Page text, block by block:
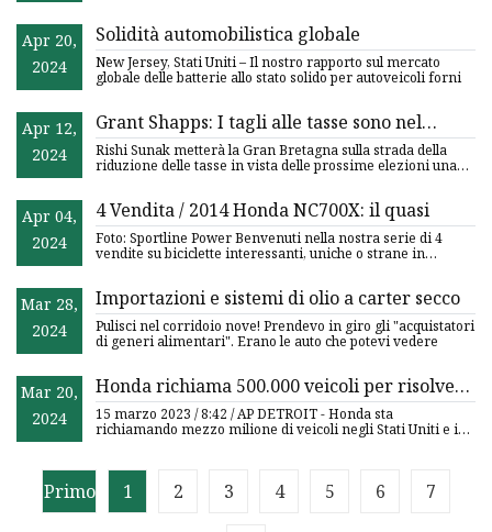
Apr 20,
2024
Solidità automobilistica globale
New Jersey, Stati Uniti – Il nostro rapporto sul mercato
globale delle batterie allo stato solido per autoveicoli forni
Apr 12,
2024
Grant Shapps: I tagli alle tasse sono nel
nostro DNA, ma non avverranno da un
giorno all'altro
Rishi Sunak metterà la Gran Bretagna sulla strada della
riduzione delle tasse in vista delle prossime elezioni una
Apr 04,
2024
4 Vendita / 2014 Honda NC700X: il quasi
Foto: Sportline Power Benvenuti nella nostra serie di 4
vendite su biciclette interessanti, uniche o strane in
Mar 28,
2024
Importazioni e sistemi di olio a carter secco
Pulisci nel corridoio nove! Prendevo in giro gli "acquistatori
di generi alimentari". Erano le auto che potevi vedere
Mar 20,
2024
Honda richiama 500.000 veicoli per risolvere
il problema delle cinture di sicurezza
15 marzo 2023 / 8:42 / AP DETROIT - Honda sta
richiamando mezzo milione di veicoli negli Stati Uniti e in
Primo 1 2 3 4 5 6 7